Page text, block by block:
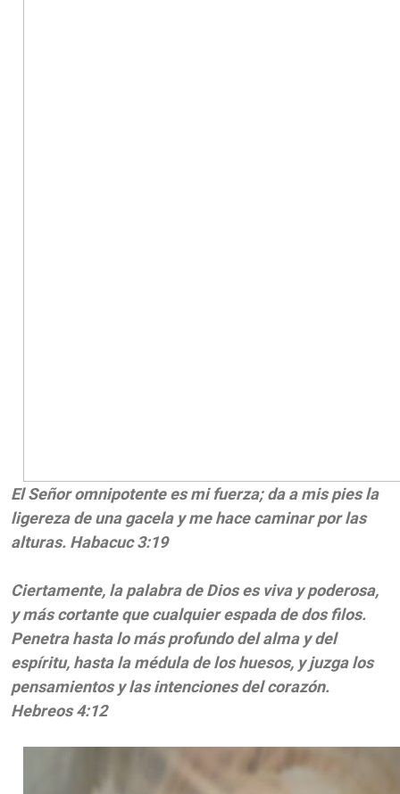
El Señor omnipotente es mi fuerza; da a mis pies la
ligereza de una gacela y me hace caminar por las
alturas. Habacuc 3:19
Ciertamente, la palabra de Dios es viva y poderosa,
y más cortante que cualquier espada de dos filos.
Penetra hasta lo más profundo del alma y del
espíritu, hasta la médula de los huesos, y juzga los
pensamientos y las intenciones del corazón.
Hebreos 4:12